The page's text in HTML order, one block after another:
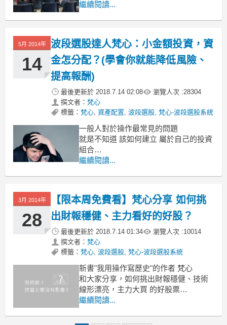
常常會讓人錯過獲利的機會
進可攻、又退可守的中線投資標的要怎
麼選呢？
步驟一：搭配基本面三大要素
想要中線佈局，一定得看個股在基本面
的方面是不是穩健
繼續閱讀...
5月 2014年
14
波段選股達人梵心：小金額投資，資
金怎分配？(學會你就能降低風險、
提高報酬)
最後更新於 2018.7.14 02:08 瀏覽人次 :28304
撰文者： 梵心
標籤： 梵心, 資產配置, 波段選股, 梵心-波段選股系統
一般人對於操作最常見的問題
就是不知道 該如何建立 屬於自己的投資
組合
還有短、中長線的資金不知道該如何配
一般來說，投資股票有3種交易操作的方
式：
繼續閱讀...
3月 2014年
28
【限本周免費看】梵心分享 如何挑
出財報穩健、主力看好的好股？
最後更新於 2018.7.14 01:34 瀏覽人次 :10014
撰文者： 梵心
標籤： 梵心, 波段選股, 梵心-波段選股系統
新書"我用操作寫歷史"的作者 梵心
和大家分享，如何挑出財報穩健、技術
線形漂亮，主力大買 的好股票
影片還提到了資金控管的技巧，操作週
繼續閱讀...